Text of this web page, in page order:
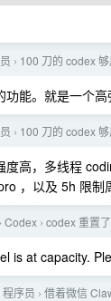
› 100 刀的 codex
能。就是一个
› 100 刀的 codex
高，多线程
，以及 5h 限制
› Codex › codex 重置了
is at capacity.
程序员 › 借着微信